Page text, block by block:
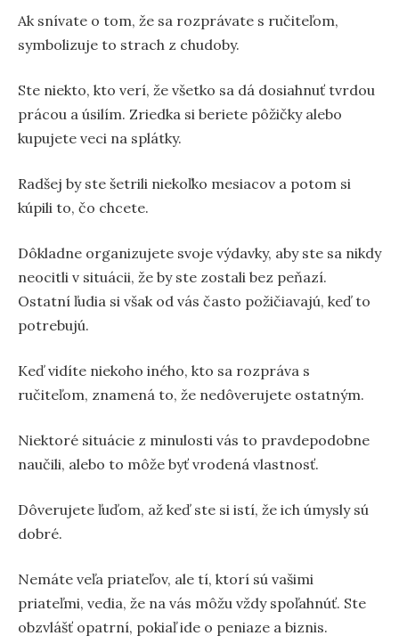
Ak snívate o tom, že sa rozprávate s ručiteľom,
symbolizuje to strach z chudoby.
Ste niekto, kto verí, že všetko sa dá dosiahnuť tvrdou
prácou a úsilím. Zriedka si beriete pôžičky alebo
kupujete veci na splátky.
Radšej by ste šetrili niekoľko mesiacov a potom si
kúpili to, čo chcete.
Dôkladne organizujete svoje výdavky, aby ste sa nikdy
neocitli v situácii, že by ste zostali bez peňazí.
Ostatní ľudia si však od vás často požičiavajú, keď to
potrebujú.
Keď vidíte niekoho iného, kto sa rozpráva s
ručiteľom, znamená to, že nedôverujete ostatným.
Niektoré situácie z minulosti vás to pravdepodobne
naučili, alebo to môže byť vrodená vlastnosť.
Dôverujete ľuďom, až keď ste si istí, že ich úmysly sú
dobré.
Nemáte veľa priateľov, ale tí, ktorí sú vašimi
priateľmi, vedia, že na vás môžu vždy spoľahnúť. Ste
obzvlášť opatrní, pokiaľ ide o peniaze a biznis.